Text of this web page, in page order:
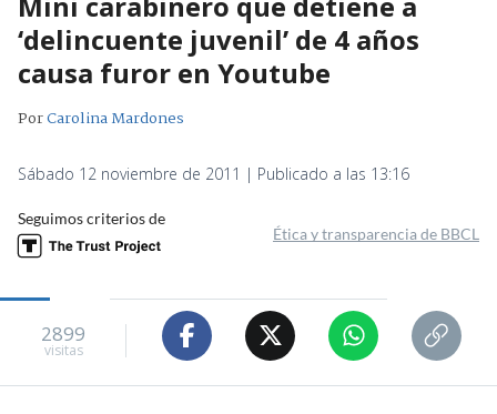
‘delincuente juvenil’ de 4 años
causa furor en Youtube
PorCarolina Mardones
Sábado 12 noviembre de 2011 | Publicado a las 13:16
Seguimos criterios de
Ética y transparencia de BBCL
2899
visitas